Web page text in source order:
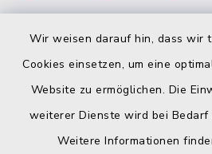
Wir weisen darauf hin, dass wir
Cookies einsetzen, um eine
Website zu ermöglichen. Die
weiterer Dienste wird bei
Weitere Informationen